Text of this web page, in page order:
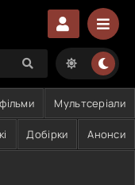
Мультсеріали
Добірки Анонси